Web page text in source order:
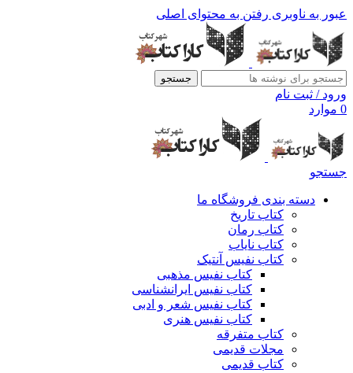
عبور به ناوبری رفتن به محتوای اصلی
جستجو
ورود / ثبت نام
0 موارد
جستجو
دسته بندی فروشگاه ما
کتاب تاریخ
کتاب رمان
کتاب نایاب
کتاب نفیس آنتیک
کتاب نفیس مذهبی
کتاب نفیس ایرانشناسی
کتاب نفیس شعر و ادبی
کتاب نفیس هنری
کتاب متفرقه
مجلات قدیمی
کتاب قدیمی